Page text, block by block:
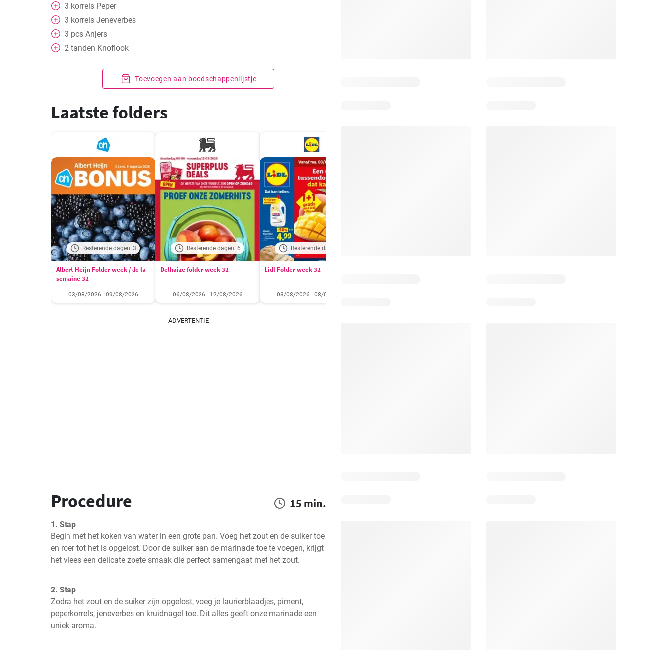
3 korrels Peper
3 korrels Jeneverbes
3 pcs Anjers
2 tanden Knoflook
Toevoegen aan boodschappenlijstje
Laatste folders
Resterende dagen: 3
Albert Heijn Folder week / de la
semaine 32
03/08/2026 - 09/08/2026
Resterende dagen: 6
Delhaize folder week 32
06/08/2026 - 12/08/2026
Resterende dagen: 2
Lidl Folder week 32
03/08/2026 - 08/08/2026
ADVERTENTIE
Procedure 15 min.
1. Stap
Begin met het koken van water in een grote pan. Voeg het zout en de suiker toe
en roer tot het is opgelost. Door de suiker aan de marinade toe te voegen, krijgt
het vlees een delicate zoete smaak die perfect samengaat met het zout.
2. Stap
Zodra het zout en de suiker zijn opgelost, voeg je laurierblaadjes, piment,
peperkorrels, jeneverbes en kruidnagel toe. Dit alles geeft onze marinade een
uniek aroma.